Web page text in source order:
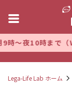
夜10時まで（
Lega-Life Lab ホーム